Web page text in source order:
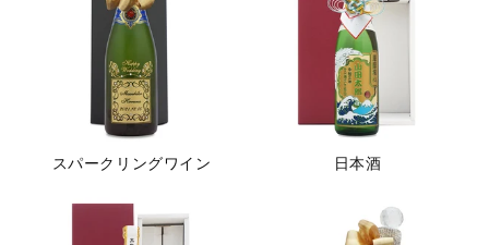
スパークリングワイン 日本酒